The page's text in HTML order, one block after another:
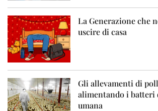
La Generazione che
uscire di casa
Gli allevamenti di
alimentando i batteri
umana